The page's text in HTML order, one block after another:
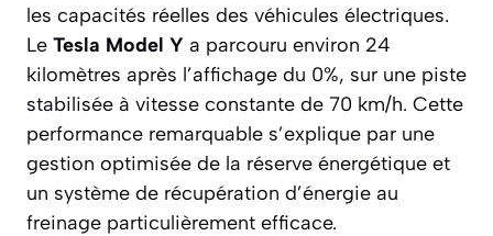
les capacités réelles des véhicules électriques.
Le Tesla Model Y a parcouru environ 24
kilomètres après l’affichage du 0%, sur une piste
stabilisée à vitesse constante de 70 km/h. Cette
performance remarquable s’explique par une
gestion optimisée de la réserve énergétique et
un système de récupération d’énergie au
freinage particulièrement efficace.